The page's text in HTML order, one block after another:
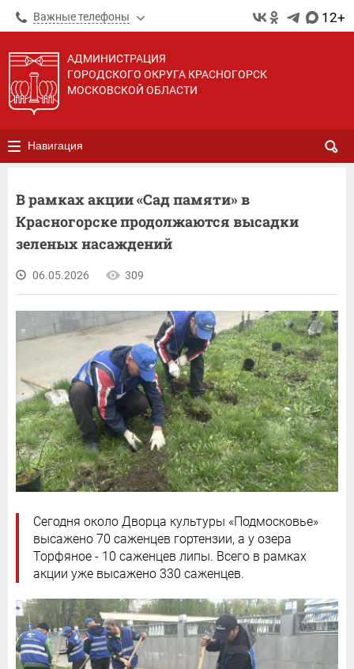
Важные телефоны 12+
АДМИНИСТРАЦИЯ
ГОРОДСКОГО ОКРУГА КРАСНОГОРСК
МОСКОВСКОЙ ОБЛАСТИ
Навигация
В рамках акции «Сад памяти» в
Красногорске продолжаются высадки
зеленых насаждений
06.05.2026 309
Сегодня около Дворца культуры «Подмосковье»
высажено 70 саженцев гортензии, а у озера
Торфяное - 10 саженцев липы. Всего в рамках
акции уже высажено 330 саженцев.